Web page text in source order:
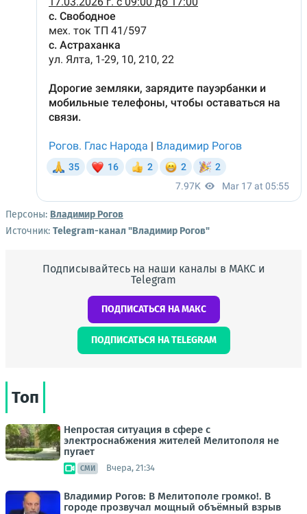
Персоны: Владимир Рогов
Источник: Telegram-канал "Владимир Рогов"
Подписывайтесь на наши каналы в МАКС и
Telegram
ПОДПИСАТЬСЯ НА МАКС
ПОДПИСАТЬСЯ НА TELEGRAM
Топ
Непростая ситуация в сфере с
электроснабжения жителей Мелитополя не
пугает
СМИ Вчера, 21:34
Владимир Рогов: В Мелитополе громко!. В
городе прозвучал мощный объёмный взрыв